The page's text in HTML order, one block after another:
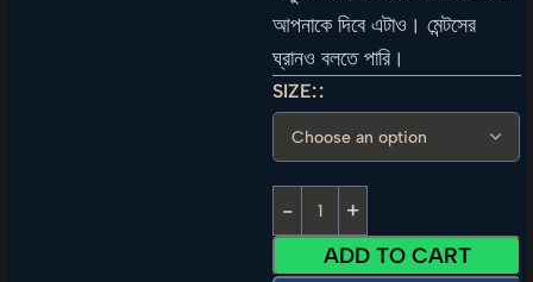
আপনাকে দিবে এটাও। মেন্টসের
ঘ্রানও বলতে পারি।
SIZE:
ADD TO CART